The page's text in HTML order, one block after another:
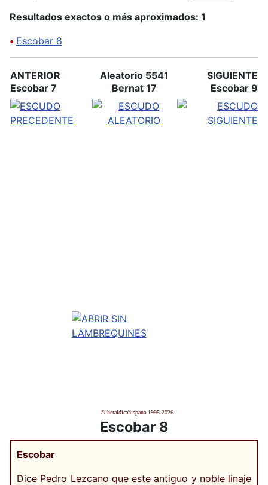
Resultados exactos o más aproximados: 1
• Escobar 8
ANTERIOR
Escobar 7
Aleatorio 5541
Bernat 17
SIGUIENTE
Escobar 9
© heraldicahispana 1995-2026
Escobar 8
Escobar
Dice Pedro Lezcano que este antiguo y noble linaje